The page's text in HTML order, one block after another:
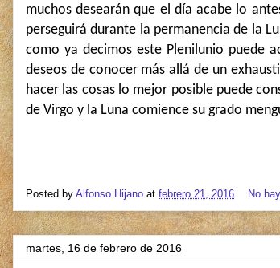
muchos desearán que el día acabe lo
perseguirá durante la permanencia de la
como ya decimos este Plenilunio puede
deseos de conocer más allá de un
hacer las cosas lo mejor posible puede
de Virgo y la Luna comience su grado
Posted by Alfonso Hijano at febrero 21, 2016 No
martes, 16 de febrero de 2016